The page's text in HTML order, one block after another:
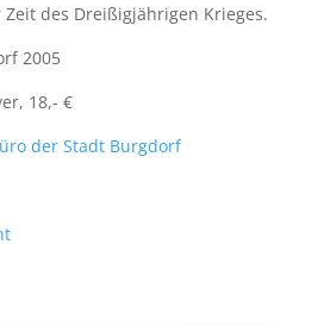
des Dreißigjährigen Krieges.
2005
18,- €
der Stadt Burgdorf